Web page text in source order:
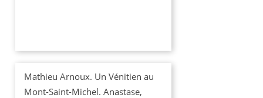
Mathieu Arnoux. Un Vénitien au
Mont-Saint-Michel. Anastase,